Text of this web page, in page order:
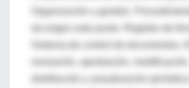
Organización y gestión.
da origen este punto. Registro de
revisación, aprobación, modificación,